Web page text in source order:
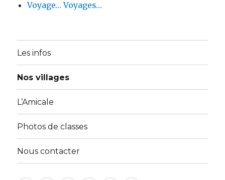
Voyage… Voyages…
Les infos
Nos villages
L’Amicale
Photos de classes
Nous contacter